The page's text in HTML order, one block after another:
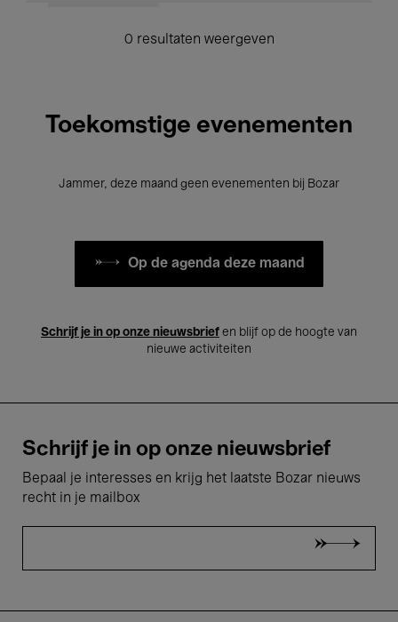
0 resultaten weergeven
Toekomstige evenementen
Jammer, deze maand geen evenementen bij Bozar
Op de agenda deze maand
Schrijf je in op onze nieuwsbrief en blijf op de hoogte van
nieuwe activiteiten
Schrijf je in op onze nieuwsbrief
Bepaal je interesses en krijg het laatste Bozar nieuws
recht in je mailbox